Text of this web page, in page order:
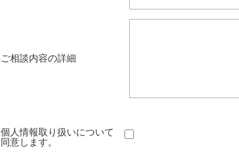
ご相談内容の詳細
個人情報取り扱いについて
同意します。